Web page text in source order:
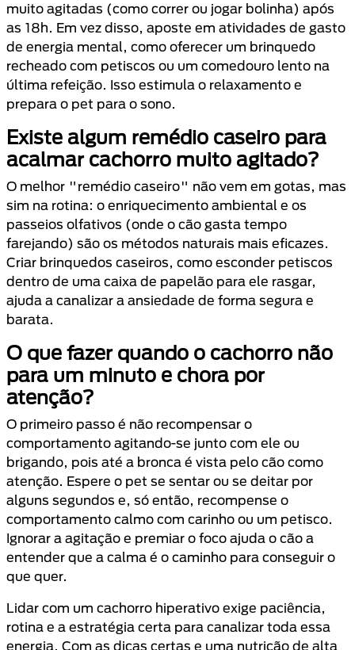
muito agitadas (como correr ou jogar bolinha) após
as 18h. Em vez disso, aposte em atividades de gasto
de energia mental, como oferecer um brinquedo
recheado com petiscos ou um comedouro lento na
última refeição. Isso estimula o relaxamento e
prepara o pet para o sono.
Existe algum remédio caseiro para
acalmar cachorro muito agitado?
O melhor "remédio caseiro" não vem em gotas, mas
sim na rotina: o enriquecimento ambiental e os
passeios olfativos (onde o cão gasta tempo
farejando) são os métodos naturais mais eficazes.
Criar brinquedos caseiros, como esconder petiscos
dentro de uma caixa de papelão para ele rasgar,
ajuda a canalizar a ansiedade de forma segura e
barata.
O que fazer quando o cachorro não
para um minuto e chora por
atenção?
O primeiro passo é não recompensar o
comportamento agitando-se junto com ele ou
brigando, pois até a bronca é vista pelo cão como
atenção. Espere o pet se sentar ou se deitar por
alguns segundos e, só então, recompense o
comportamento calmo com carinho ou um petisco.
Ignorar a agitação e premiar o foco ajuda o cão a
entender que a calma é o caminho para conseguir o
que quer.
Lidar com um cachorro hiperativo exige paciência,
rotina e a estratégia certa para canalizar toda essa
energia. Com as dicas certas e uma nutrição de alta